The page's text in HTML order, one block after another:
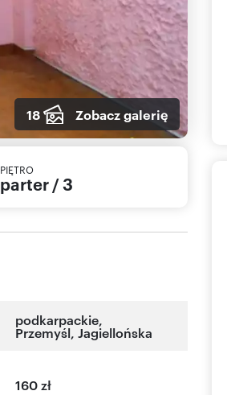
18 Zobacz galerię
PIĘTRO
parter / 3
podkarpackie,
Przemyśl,Jagiellońska
160 zł